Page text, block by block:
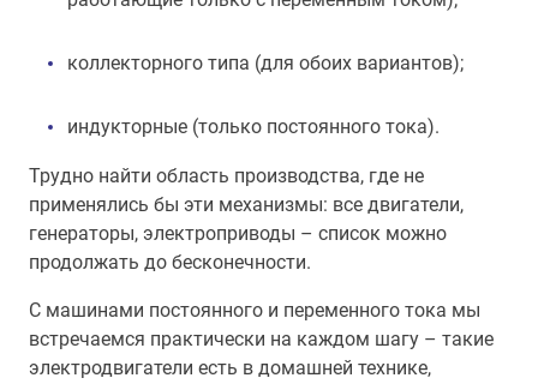
коллекторного типа (для обоих вариантов);
индукторные (только постоянного тока).
Трудно найти область производства, где не
применялись бы эти механизмы: все двигатели,
генераторы, электроприводы – список можно
продолжать до бесконечности.
С машинами постоянного и переменного тока мы
встречаемся практически на каждом шагу – такие
электродвигатели есть в домашней технике,